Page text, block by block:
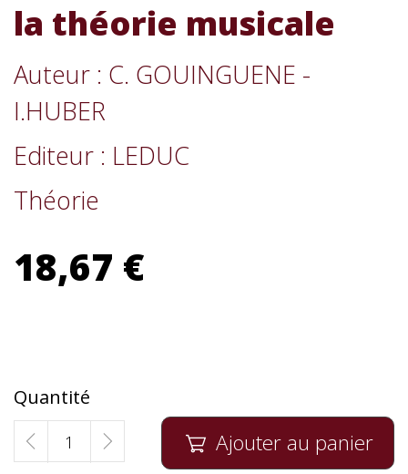
la théorie musicale
Auteur : C. GOUINGUENE -
I.HUBER
Editeur : LEDUC
Théorie
18,67 €
Quantité
 Ajouter au panier